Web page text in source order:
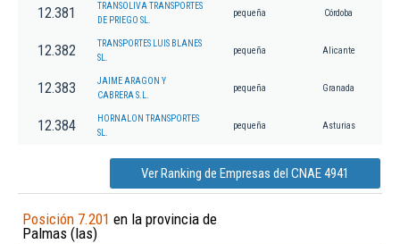
12.381
TRANSOLIVA TRANSPORTES
DE PRIEGO SL.
pequeña Córdoba
12.382
TRANSPORTES LUIS BLANES
SL.
pequeña Alicante
12.383
JAIME ARAGON Y
CABRERA S.L.
pequeña Granada
12.384
HORNALON TRANSPORTES
SL.
pequeña Asturias
Ver Ranking de Empresas del CNAE 4941
Posición 7.201 en la provincia de
Palmas (las)